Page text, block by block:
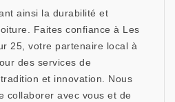
ainsi la durabilité et
Faites confiance à Les
25, votre partenaire local à
des services de
et innovation. Nous
collaborer avec vous et de